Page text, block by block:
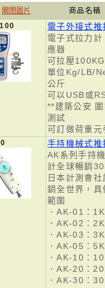
關閉圖片
商品名稱
電子外接式
電子式拉力
應器
可拉壓100KG
單位Kg/LB/
公斤
可以USB或
**建築公安
測試
可訂做荷重元
手持機械式推
AK系列手持
計全球暢銷
日本計測會
銷全世界，
範圍
．AK-01：
．AK-02：
．AK-03：
．AK-05：
．AK-10：
．AK-20：
．AK-30：